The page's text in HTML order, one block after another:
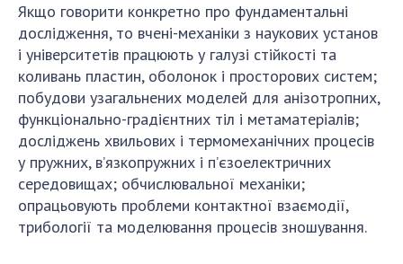
Якщо говорити конкретно про фундаментальні
дослідження, то вчені-механіки з наукових установ
і університетів працюють у галузі стійкості та
коливань пластин, оболонок і просторових систем;
побудови узагальнених моделей для анізотропних,
функціонально-градієнтних тіл і метаматеріалів;
досліджень хвильових і термомеханічних процесів
у пружних, в’язкопружних і п’єзоелектричних
середовищах; обчислювальної механіки;
опрацьовують проблеми контактної взаємодії,
трибології та моделювання процесів зношування.